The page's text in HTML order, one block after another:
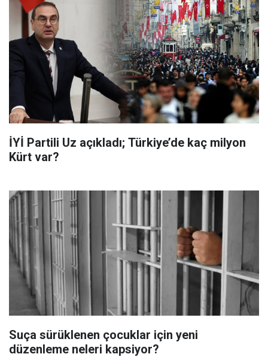
İYİ Partili Uz açıkladı; Türkiye’de kaç milyon
Kürt var?
Suça sürüklenen çocuklar için yeni
düzenleme neleri kapsiyor?